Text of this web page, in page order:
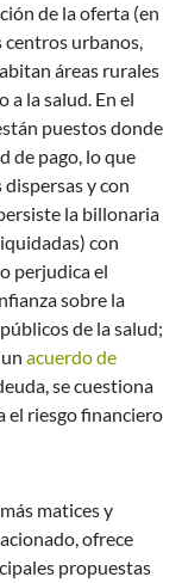
de la oferta (en
centros urbanos,
áreas rurales
a la salud. En el
puestos donde
de pago, lo que
y con
la billonaria
con
perjudica el
sobre la
de la salud;
acuerdo de
se cuestiona
el riesgo financiero
matices y
ofrece
propuestas